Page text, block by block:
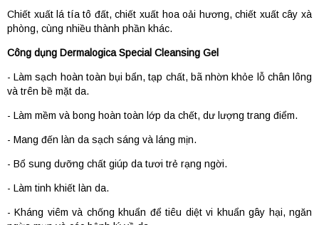
Chiết xuất lá tía tô đất, chiết xuất hoa oải hương, chiết xuất cây xà
phòng, cùng nhiều thành phần khác.
Công dụng Dermalogica Special Cleansing Gel
- Làm sạch hoàn toàn bụi bẩn, tạp chất, bã nhờn khỏe lỗ chân lông
và trên bề mặt da.
- Làm mềm và bong hoàn toàn lớp da chết, dư lượng trang điểm.
- Mang đến làn da sạch sáng và láng mịn.
- Bổ sung dưỡng chất giúp da tươi trẻ rạng ngời.
- Làm tinh khiết làn da.
- Kháng viêm và chống khuẩn để tiêu diệt vi khuẩn gây hại, ngăn